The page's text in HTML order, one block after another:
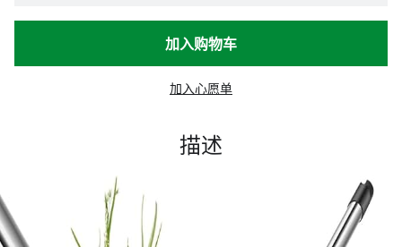
加入购物车
加入心愿单
描述